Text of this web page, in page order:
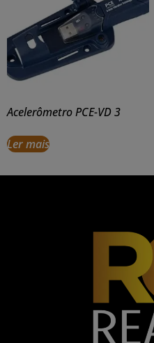
Acelerômetro PCE-VD 3
Ler mais